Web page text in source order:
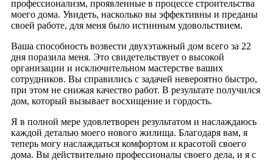
профессионализм, проявленные в процессе строительства
моего дома. Увидеть, насколько вы эффективны и преданы
своей работе, для меня было истинным удовольствием.
Ваша способность возвести двухэтажный дом всего за 22
дня поразила меня. Это свидетельствует о высокой
организации и исключительном мастерстве ваших
сотрудников. Вы справились с задачей невероятно быстро,
при этом не снижая качество работ. В результате получился
дом, который вызывает восхищение и гордость.
Я в полной мере удовлетворен результатом и наслаждаюсь
каждой деталью моего нового жилища. Благодаря вам, я
теперь могу наслаждаться комфортом и красотой своего
дома. Вы действительно профессионалы своего дела, и я с